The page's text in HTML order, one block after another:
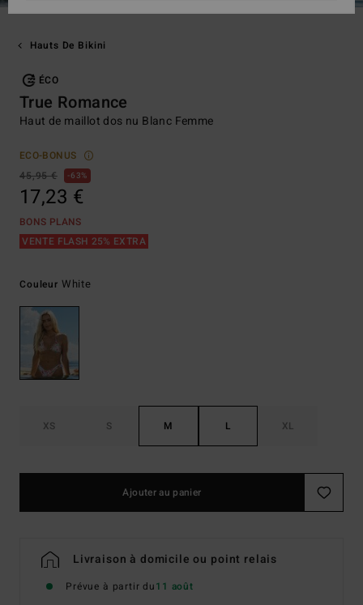
Hauts De Bikini
ÉCO
True Romance
Haut de maillot dos nu Blanc Femme
ECO-BONUS
45,95 €
63%
17,23 €
BONS PLANS
VENTE FLASH 25% EXTRA
Couleur White
XS S M L XL
Ajouter au panier
Livraison à domicile ou point relais
Prévue à partir du11 août